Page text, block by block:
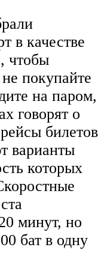
в качестве
чтобы
покупайте
на паром,
говорят о
билетов
варианты
которых
минут, но
бат в одну